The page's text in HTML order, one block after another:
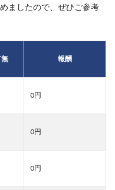
ましたので、ぜひご参考
報酬
0円
0円
0円